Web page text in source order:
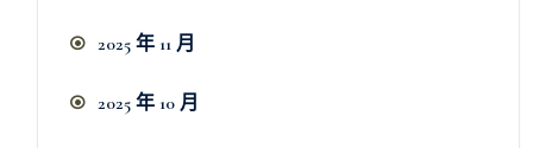
2025 年 11 月
2025 年 10 月